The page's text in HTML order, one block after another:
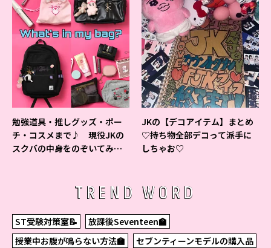
勉強道具・推しグッズ・ポー
チ・コスメまで♪ 現役JKの
スクバの中身をのぞいてみ
JKの【デコアイテム】まとめ
♡持ち物全部デコって派手に
しちゃお♡
TREND WORD
ST受験対策室📝
放課後Seventeen🏫
授業中お腹が鳴らない方法🏫
セブンティーンモデルの購入品